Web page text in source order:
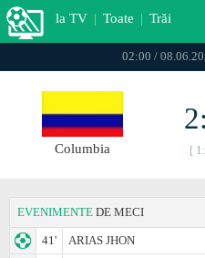
la TV | Toate | Trăi
02:00 /
Columbia [
EVENIMENTE DE MECI
41'
ARIAS JHON